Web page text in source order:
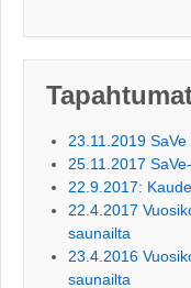
23.11.2019
25.11.2017
22.9.2017:
22.4.2017
saunailta
23.4.2016
saunailta